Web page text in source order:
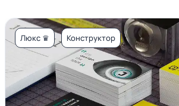
Люкс ♛ Конструктор